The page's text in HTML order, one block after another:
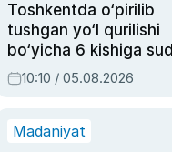
Toshkentda o‘pirilib
tushgan yo‘l qurilishi
bo‘yicha 6 kishiga sud
hukmi o‘qildi
10:10 / 05.08.2026
Madaniyat